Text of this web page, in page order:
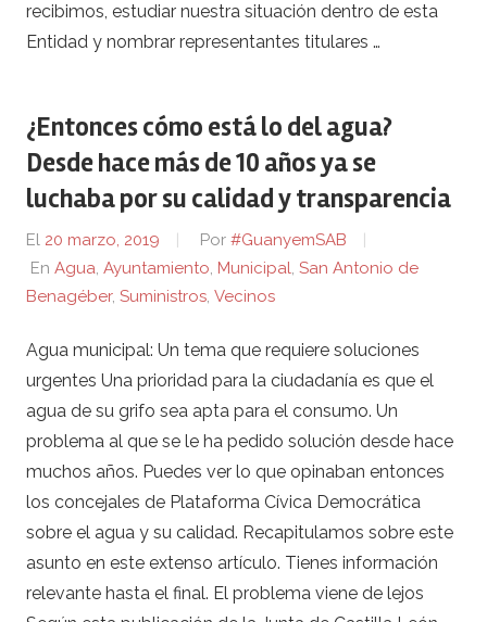
recibimos, estudiar nuestra situación dentro de esta
Entidad y nombrar representantes titulares …
¿Entonces cómo está lo del agua?
Desde hace más de 10 años ya se
luchaba por su calidad y transparencia
El 20 marzo, 2019 Por #GuanyemSAB
En Agua, Ayuntamiento, Municipal, San Antonio de
Benagéber, Suministros, Vecinos
Agua municipal: Un tema que requiere soluciones
urgentes Una prioridad para la ciudadanía es que el
agua de su grifo sea apta para el consumo. Un
problema al que se le ha pedido solución desde hace
muchos años. Puedes ver lo que opinaban entonces
los concejales de Plataforma Cívica Democrática
sobre el agua y su calidad. Recapitulamos sobre este
asunto en este extenso artículo. Tienes información
relevante hasta el final. El problema viene de lejos